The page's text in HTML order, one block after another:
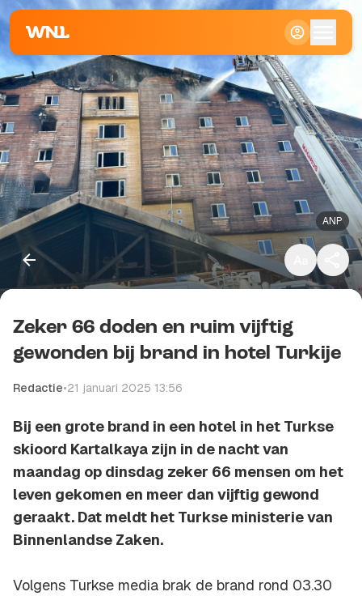
ANP
Klein
Standaard
Groot
Kopieer link
Zeker 66 doden en ruim vijftig
gewonden bij brand in hotel Turkije
Redactie•21 januari 2025 13:56
Bij een grote brand in een hotel in het Turkse
skioord Kartalkaya zijn in de nacht van
maandag op dinsdag zeker 66 mensen om het
leven gekomen en meer dan vijftig gewond
geraakt. Dat meldt het Turkse ministerie van
Binnenlandse Zaken.
Volgens Turkse media brak de brand rond 03.30